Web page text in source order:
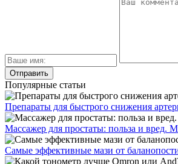
Популярные статьи
Препараты для быстрого снижения
Массажер для простаты: польза и вред.
Самые эффективные мази от